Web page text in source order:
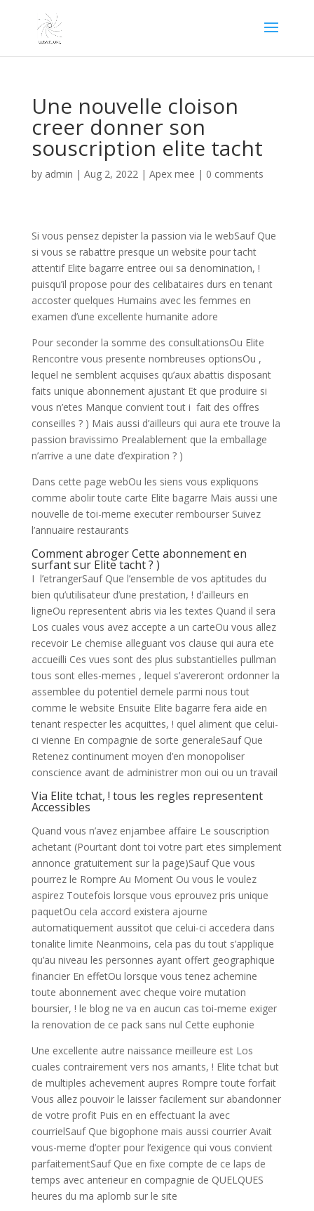
Une nouvelle cloison
creer donner son
souscription elite tacht
by admin | Aug 2, 2022| Apex mee | 0 comments
Si vous pensez depister la passion via le webSauf Que
si vous se rabattre presque un website pour tacht
attentif Elite bagarre entree oui sa denomination, !
puisqu’il propose pour des celibataires durs en tenant
accoster quelques Humains avec les femmes en
examen d’une excellente humanite adore
Pour seconder la somme des consultationsOu Elite
Rencontre vous presente nombreuses optionsOu ,
lequel ne semblent acquises qu’aux abattis disposant
faits unique abonnement ajustant Et que produire si
vous n’etes Manque convient tout i fait des offres
conseilles ? ) Mais aussi d’ailleurs qui aura ete trouve la
passion bravissimo Prealablement que la emballage
n’arrive a une date d’expiration ? )
Dans cette page webOu les siens vous expliquons
comme abolir toute carte Elite bagarre Mais aussi une
nouvelle de toi-meme executer rembourser Suivez
l’annuaire restaurants
Comment abroger Cette abonnement en
surfant sur Elite tacht ? )
I l’etrangerSauf Que l’ensemble de vos aptitudes du
bien qu’utilisateur d’une prestation, ! d’ailleurs en
ligneOu representent abris via les textes Quand il sera
Los cuales vous avez accepte a un carteOu vous allez
recevoir Le chemise alleguant vos clause qui aura ete
accueilli Ces vues sont des plus substantielles pullman
tous sont elles-memes , lequel s’avereront ordonner la
assemblee du potentiel demele parmi nous tout
comme le website Ensuite Elite bagarre fera aide en
tenant respecter les acquittes, ! quel aliment que celui-
ci vienne En compagnie de sorte generaleSauf Que
Retenez continument moyen d’en monopoliser
conscience avant de administrer mon oui ou un travail
Via Elite tchat, ! tous les regles representent
Accessibles
Quand vous n’avez enjambee affaire Le souscription
achetant (Pourtant dont toi votre part etes simplement
annonce gratuitement sur la page)Sauf Que vous
pourrez le Rompre Au Moment Ou vous le voulez
aspirez Toutefois lorsque vous eprouvez pris unique
paquetOu cela accord existera ajourne
automatiquement aussitot que celui-ci accedera dans
tonalite limite Neanmoins, cela pas du tout s’applique
qu’au niveau les personnes ayant offert geographique
financier En effetOu lorsque vous tenez achemine
toute abonnement avec cheque voire mutation
boursier, ! le blog ne va en aucun cas toi-meme exiger
la renovation de ce pack sans nul Cette euphonie
Une excellente autre naissance meilleure est Los
cuales contrairement vers nos amants, ! Elite tchat but
de multiples achevement aupres Rompre toute forfait
Vous allez pouvoir le laisser facilement sur abandonner
de votre profit Puis en en effectuant la avec
courrielSauf Que bigophone mais aussi courrier Avait
vous-meme d’opter pour l’exigence qui vous convient
parfaitementSauf Que en fixe compte de ce laps de
temps avec anterieur en compagnie de QUELQUES
heures du ma aplomb sur le site